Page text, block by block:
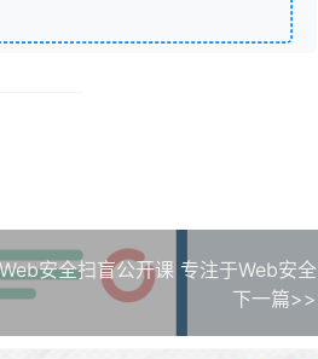
Web安全扫盲公开课 专注于Web安全
下一篇>>